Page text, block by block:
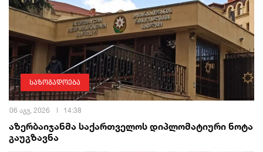
საზოგადოება
06 აგვ, 2026 14:38
აზერბაიჯანმა საქართველოს დიპლომატიური ნოტა
გაუგზავნა